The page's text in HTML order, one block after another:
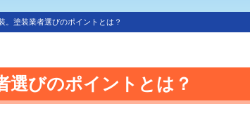
。塗装業者選びのポイントとは？
選びのポイントとは？